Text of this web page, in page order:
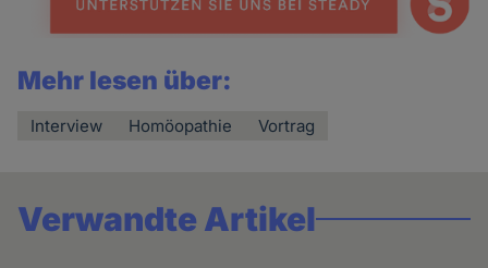
Mehr lesen über:
Interview Homöopathie Vortrag
Verwandte Artikel